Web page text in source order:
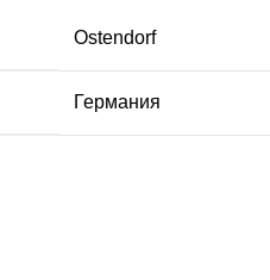
Ostendorf
Германия